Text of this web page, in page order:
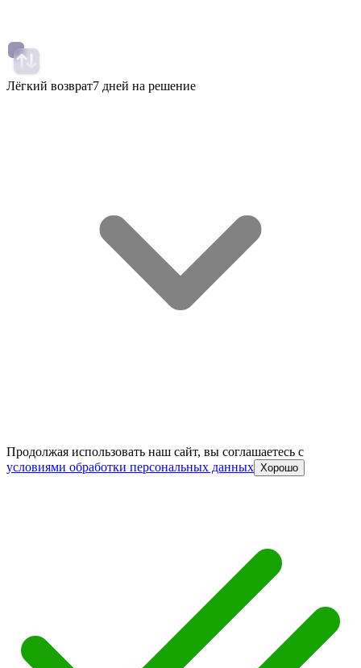
Лёгкий возврат7 дней на решение
Продолжая использовать наш сайт, вы соглашаетесь c
условиями обработки персональных данных Хорошо